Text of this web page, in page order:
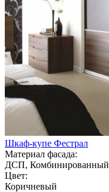
Шкаф-купе Фестрал
Материал фасада:
ДСП, Комбинированный
Цвет:
Коричневый